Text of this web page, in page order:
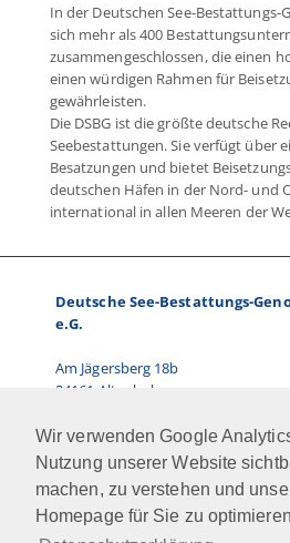
Wir verwenden Google
Nutzung unserer Website
machen, zu verstehen und
Homepage für Sie zu
In der Deutschen See-Bestattungs-
sich mehr als 400
zusammengeschlossen, die einen
einen würdigen Rahmen für
gewährleisten.
Die DSBG ist die größte deutsche
Seebestattungen. Sie verfügt über
Besatzungen und bietet
deutschen Häfen in der Nord- und
international in allen Meeren der
Deutsche See-Bestattungs-
e.G.
Am Jägersberg 18b
24161 Altenholz
Telefon: 0431.66 67 87-0
E-Mail: info@dsbg.de
Vorstand:
Ralf Paulsen, Marcus Kühn